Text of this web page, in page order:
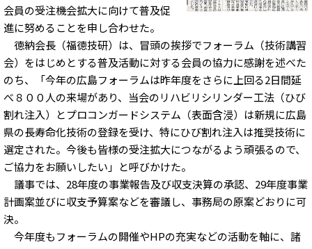
会員の受注機会拡大に向けて普及促
進に努めることを申し合わせた。
徳納会長（福徳技研）は、冒頭の挨拶でフォーラム（技術講習
会）をはじめとする普及活動に対する会員の協力に感謝を述べた
のち、「今年の広島フォーラムは昨年度をさらに上回る2日間延
べ８００人の来場があり、当会のリハビリシリンダー工法（ひび
割れ注入）とプロコンガードシステム（表面含浸）は新規に広島
県の長寿命化技術の登録を受け、特にひび割れ注入は推奨技術に
選定された。今後も皆様の受注拡大につながるよう頑張るので、
ご協力をお願いしたい」と呼びかけた。
議事では、28年度の事業報告及び収支決算の承認、29年度事業
計画案並びに収支予算案などを審議し、事務局の原案どおりに可
決。
今年度もフォーラムの開催やHPの充実などの活動を軸に、諸